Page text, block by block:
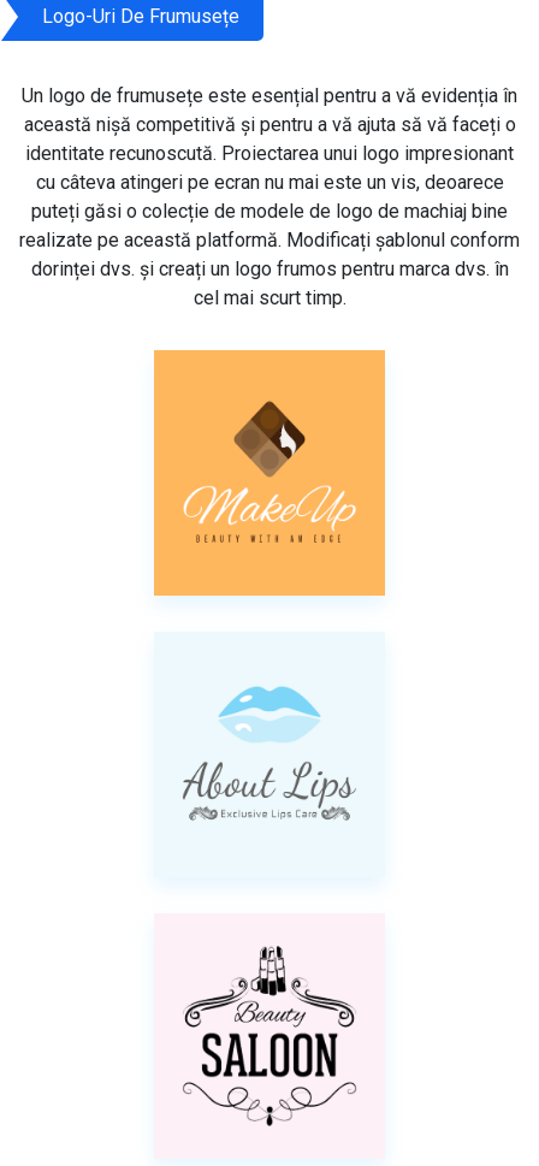
Logo-Uri De Frumusețe
Un logo de frumusețe este esențial pentru a vă evidenția în
această nișă competitivă și pentru a vă ajuta să vă faceți o
identitate recunoscută. Proiectarea unui logo impresionant
cu câteva atingeri pe ecran nu mai este un vis, deoarece
puteți găsi o colecție de modele de logo de machiaj bine
realizate pe această platformă. Modificați șablonul conform
dorinței dvs. și creați un logo frumos pentru marca dvs. în
cel mai scurt timp.